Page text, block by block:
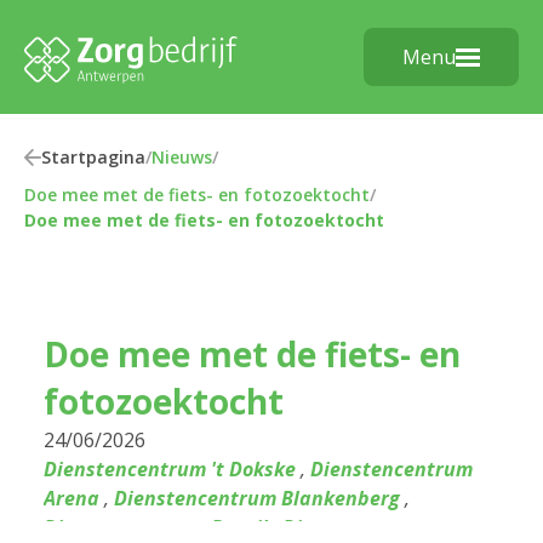
Menu
Startpagina/Nieuws/
Doe mee met de fiets- en fotozoektocht/
Doe mee met de fiets- en fotozoektocht
Doe mee met de fiets- en
fotozoektocht
24/06/2026
Dienstencentrum 't Dokske, Dienstencentrum
Arena , Dienstencentrum Blankenberg,
Dienstencentrum Bosuil
Dienstencentrum